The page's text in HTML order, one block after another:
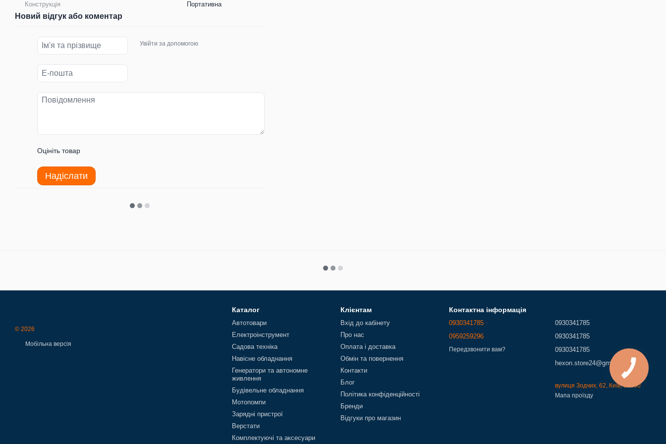
Конструкція Портативна
Новий відгук або коментар
Увійти за допомогою
Оцініть товар
Надіслати
© 2026
Мобільна версія
Каталог
Автотовари
Електроінструмент
Садова техніка
Навісне обладнання
Генератори та автономне
живлення
Будівельне обладнання
Мотопомпи
Зарядні пристрої
Верстати
Комплектуючі та аксесуари
Клієнтам
Вхід до кабінету
Про нас
Оплата і доставка
Обмін та повернення
Контакти
Блог
Політика конфіденційності
Бренди
Відгуки про магазин
Контактна інформація
0930341785
0959259296
Передзвонити вам?
0930341785
0930341785
0930341785
hexon.store24@gmail.com
вулиця Зодчих, 62, Київ, 02000
Мапа проїзду